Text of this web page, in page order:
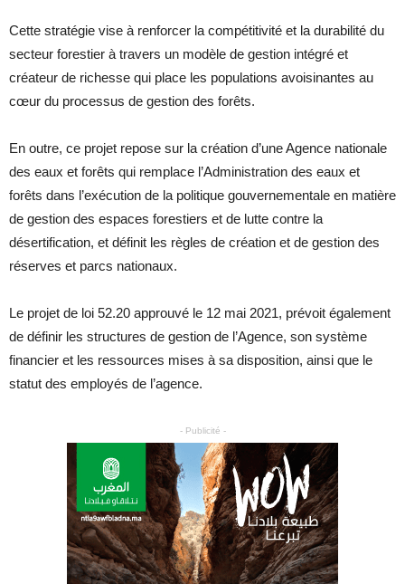
Cette stratégie vise à renforcer la compétitivité et la durabilité du
secteur forestier à travers un modèle de gestion intégré et
créateur de richesse qui place les populations avoisinantes au
cœur du processus de gestion des forêts.
En outre, ce projet repose sur la création d’une Agence nationale
des eaux et forêts qui remplace l’Administration des eaux et
forêts dans l’exécution de la politique gouvernementale en matière
de gestion des espaces forestiers et de lutte contre la
désertification, et définit les règles de création et de gestion des
réserves et parcs nationaux.
Le projet de loi 52.20 approuvé le 12 mai 2021, prévoit également
de définir les structures de gestion de l’Agence, son système
financier et les ressources mises à sa disposition, ainsi que le
statut des employés de l’agence.
- Publicité -